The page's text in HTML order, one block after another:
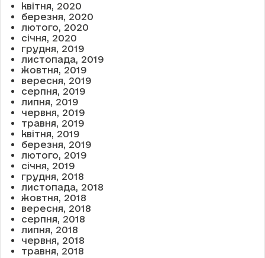
квітня, 2020
березня, 2020
лютого, 2020
січня, 2020
грудня, 2019
листопада, 2019
жовтня, 2019
вересня, 2019
серпня, 2019
липня, 2019
червня, 2019
травня, 2019
квітня, 2019
березня, 2019
лютого, 2019
січня, 2019
грудня, 2018
листопада, 2018
жовтня, 2018
вересня, 2018
серпня, 2018
липня, 2018
червня, 2018
травня, 2018